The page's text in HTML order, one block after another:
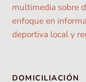
multimedia sobre
enfoque en
deportiva local y
DOMICILIACIÓN